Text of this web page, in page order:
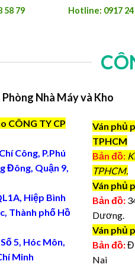
58 79 Hotline: 0917 24
Nhà Máy và Kho
CÔNG TY CP
Công, P.Phú
Đông, Quận 9,
Hiệp Bình
Thành phố Hồ
5, Hóc Môn,
Minh
Ván phủ
TPHCM
Bản đồ:
TPHCM.
Ván phủ
Bản đồ:
Dương.
Ván phủ
Bản đồ:
Nai